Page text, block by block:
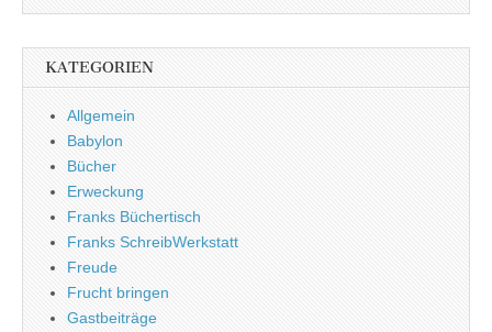
KATEGORIEN
Allgemein
Babylon
Bücher
Erweckung
Franks Büchertisch
Franks SchreibWerkstatt
Freude
Frucht bringen
Gastbeiträge